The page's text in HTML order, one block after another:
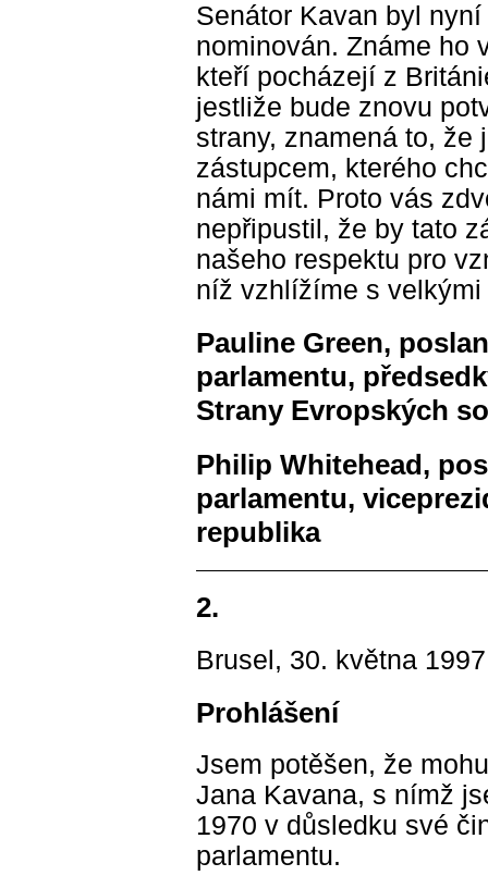
Senátor Kavan byl
nominován. Známe ho
kteří pocházejí z
jestliže bude znovu
strany, znamená to, že
zástupcem, kterého
námi mít. Proto vás
nepřipustil, že by tato
našeho respektu pro
níž vzhlížíme s velkými
Pauline Green,
parlamentu,
Strany Evropských
Philip Whitehead,
parlamentu,
republika
2.
Brusel, 30. května 1997
Prohlášení
Jsem potěšen, že
Jana Kavana, s nímž
1970 v důsledku své
parlamentu.